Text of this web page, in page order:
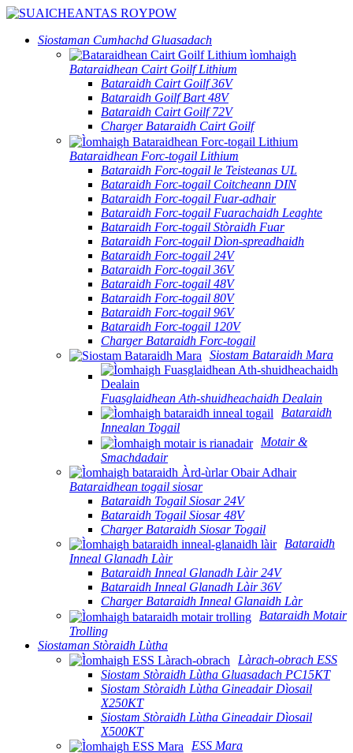
Siostaman Cumhachd Gluasadach
Bataraidhean Cairt Goilf Lithium
Bataraidh Cairt Goilf 36V
Bataraidh Goilf Bart 48V
Bataraidh Cairt Goilf 72V
Charger Bataraidh Cairt Goilf
Bataraidhean Forc-togail Lithium
Bataraidh Forc-togail le Teisteanas UL
Bataraidh Forc-togail Coitcheann DIN
Bataraidh Forc-togail Fuar-adhair
Bataraidh Forc-togail Fuarachaidh Leaghte
Bataraidh Forc-togail Stòraidh Fuar
Bataraidh Forc-togail Dìon-spreadhaidh
Bataraidh Forc-togail 24V
Bataraidh Forc-togail 36V
Bataraidh Forc-togail 48V
Bataraidh Forc-togail 80V
Bataraidh Forc-togail 96V
Bataraidh Forc-togail 120V
Charger Bataraidh Forc-togail
Siostam Bataraidh Mara
Fuasglaidhean Ath-shuidheachaidh Dealain
Bataraidh
Innealan Togail
Motair &
Smachdadair
Bataraidhean togail siosar
Bataraidh Togail Siosar 24V
Bataraidh Togail Siosar 48V
Charger Bataraidh Siosar Togail
Bataraidh
Inneal Glanadh Làir
Bataraidh Inneal Glanadh Làir 24V
Bataraidh Inneal Glanadh Làir 36V
Charger Bataraidh Inneal Glanaidh Làr
Bataraidh Motair
Trolling
Siostaman Stòraidh Lùtha
Làrach-obrach ESS
Siostam Stòraidh Lùtha Gluasadach PC15KT
Siostam Stòraidh Lùtha Gineadair Dìosail
X250KT
Siostam Stòraidh Lùtha Gineadair Dìosail
X500KT
ESS Mara